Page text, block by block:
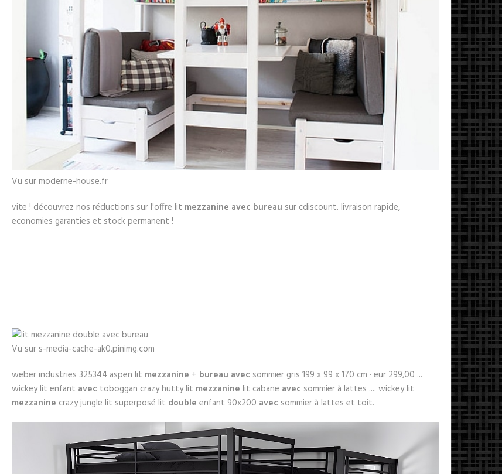
Vu sur moderne-house.fr
vite ! découvrez nos réductions sur l'offre lit mezzanine avec bureau sur cdiscount. livraison rapide,
economies garanties et stock permanent !
Vu sur s-media-cache-ak0.pinimg.com
weber industries 325344 aspen lit mezzanine + bureau avec sommier gris 199 x 99 x 170 cm · eur 299,00 ...
wickey lit enfant avec toboggan crazy hutty lit mezzanine lit cabane avec sommier à lattes .... wickey lit
mezzanine crazy jungle lit superposé lit double enfant 90x200 avec sommier à lattes et toit.